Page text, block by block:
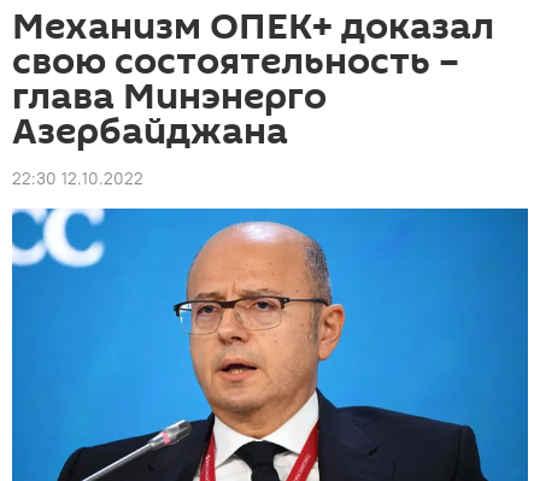
Механизм ОПЕК+ доказал
свою состоятельность –
глава Минэнерго
Азербайджана
22:30 12.10.2022